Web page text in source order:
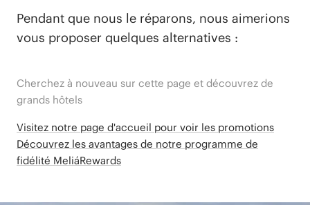
Pendant que nous le réparons, nous aimerions
vous proposer quelques alternatives :
Cherchez à nouveau sur cette page et découvrez de
grands hôtels
Visitez notre page d'accueil pour voir les promotions
Découvrez les avantages de notre programme de
fidélité MeliáRewards